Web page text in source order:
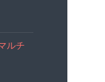
ルチ